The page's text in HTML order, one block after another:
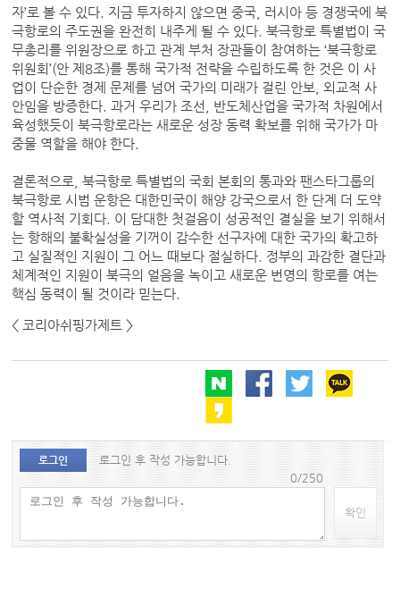
자’로 볼 수 있다. 지금 투자하지 않으면 중국, 러시아 등 경쟁국에 북
극항로의 주도권을 완전히 내주게 될 수 있다. 북극항로 특별법이 국
무총리를 위원장으로 하고 관계 부처 장관들이 참여하는 ‘북극항로
위원회’(안 제8조)를 통해 국가적 전략을 수립하도록 한 것은 이 사
업이 단순한 경제 문제를 넘어 국가의 미래가 걸린 안보, 외교적 사
안임을 방증한다. 과거 우리가 조선, 반도체산업을 국가적 차원에서
육성했듯이 북극항로라는 새로운 성장 동력 확보를 위해 국가가 마
중물 역할을 해야 한다.
결론적으로, 북극항로 특별법의 국회 본회의 통과와 팬스타그룹의
북극항로 시범 운항은 대한민국이 해양 강국으로서 한 단계 더 도약
할 역사적 기회다. 이 담대한 첫걸음이 성공적인 결실을 보기 위해서
는 항해의 불확실성을 기꺼이 감수한 선구자에 대한 국가의 확고하
고 실질적인 지원이 그 어느 때보다 절실하다. 정부의 과감한 결단과
체계적인 지원이 북극의 얼음을 녹이고 새로운 번영의 항로를 여는
핵심 동력이 될 것이라 믿는다.
< 코리아쉬핑가제트 >
로그인
로그인 후 작성 가능합니다.
0/250
확인